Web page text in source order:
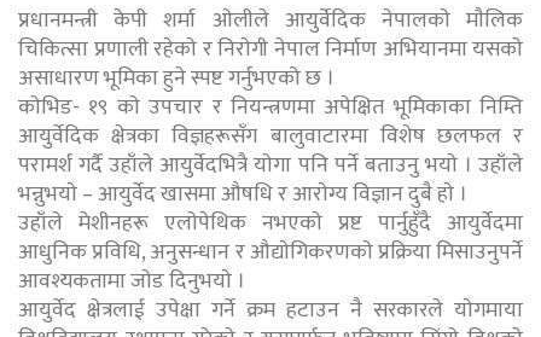
प्रधानमन्त्री केपी शर्मा ओलीले आयुर्वेदिक नेपालकाे माैलिक
चिकित्सा प्रणाली रहेकाे र निराेगी नेपाल निर्माण अभियानमा यसकाे
असाधारण भूमिका हुने स्पष्ट गर्नुभएको छ ।
काेभिड- १९ काे उपचार र नियन्त्रणमा अपेक्षित भूमिकाका निम्ति
आयुर्वेदिक क्षेत्रका विज्ञहरूसँग बालुवाटारमा विशेष छलफल र
परामर्श गर्दै उहाँले आयुर्वेदभित्रै याेगा पनि पर्ने बताउनु भयाे । उहाँले
भन्नुभयाे – आयुर्वेद खासमा औषधि र आराेग्य विज्ञान दुबै हाे ।
उहाँले मेशीनहरू एलाेपेथिक नभएकाे प्रष्ट पार्नुहुँदै आयुर्वेदमा
आधुनिक प्रविधि, अनुसन्धान र औद्याेगिकरणकाे प्रक्रिया मिसाउनुपर्ने
आवश्यकतामा जाेड दिनुभयाे ।
आयुर्वेद क्षेत्रलाई उपेक्षा गर्ने क्रम हटाउन नै सरकारले याेगमाया